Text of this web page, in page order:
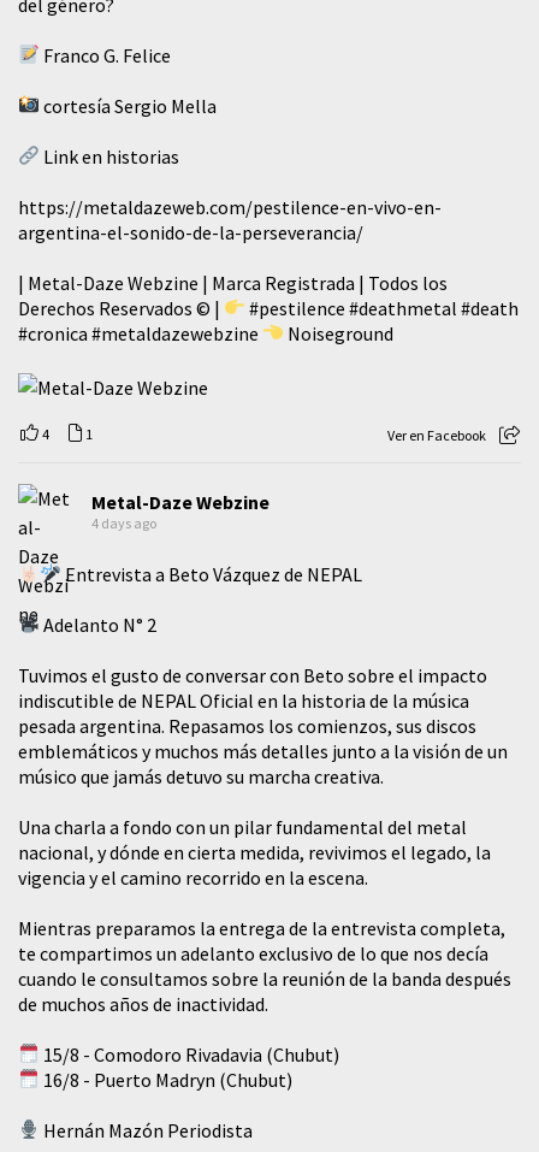
Franco G. Felice
cortesía Sergio Mella
Link en historias
https://metaldazeweb.com/pestilence-en-vivo-en-
argentina-el-sonido-de-la-perseverancia/
| Metal-Daze Webzine | Marca Registrada | Todos los
Derechos Reservados © |
#pestilence #deathmetal #death
#cronica #metaldazewebzine Noiseground
4 1 Ver en Facebook
Metal-Daze Webzine
4 days ago
Entrevista a Beto Vázquez de NEPAL
Adelanto N° 2
Tuvimos el gusto de conversar con Beto sobre el impacto
indiscutible de NEPAL Oficial en la historia de la música
pesada argentina. Repasamos los comienzos, sus discos
emblemáticos y muchos más detalles junto a la visión de un
músico que jamás detuvo su marcha creativa.
​Una charla a fondo con un pilar fundamental del metal
nacional, y dónde en cierta medida, revivimos el legado, la
vigencia y el camino recorrido en la escena.
Mientras preparamos la entrega de la entrevista completa,
te compartimos un adelanto exclusivo de lo que nos decía
cuando le consultamos sobre la reunión de la banda después
de muchos años de inactividad.
15/8 - Comodoro Rivadavia (Chubut)
16/8 - Puerto Madryn (Chubut)
Hernán Mazón Periodista